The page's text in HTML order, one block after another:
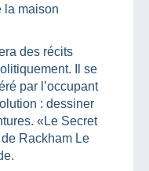
la maison
des récits
Il se
par l’occupant
: dessiner
«Le Secret
Rackham Le